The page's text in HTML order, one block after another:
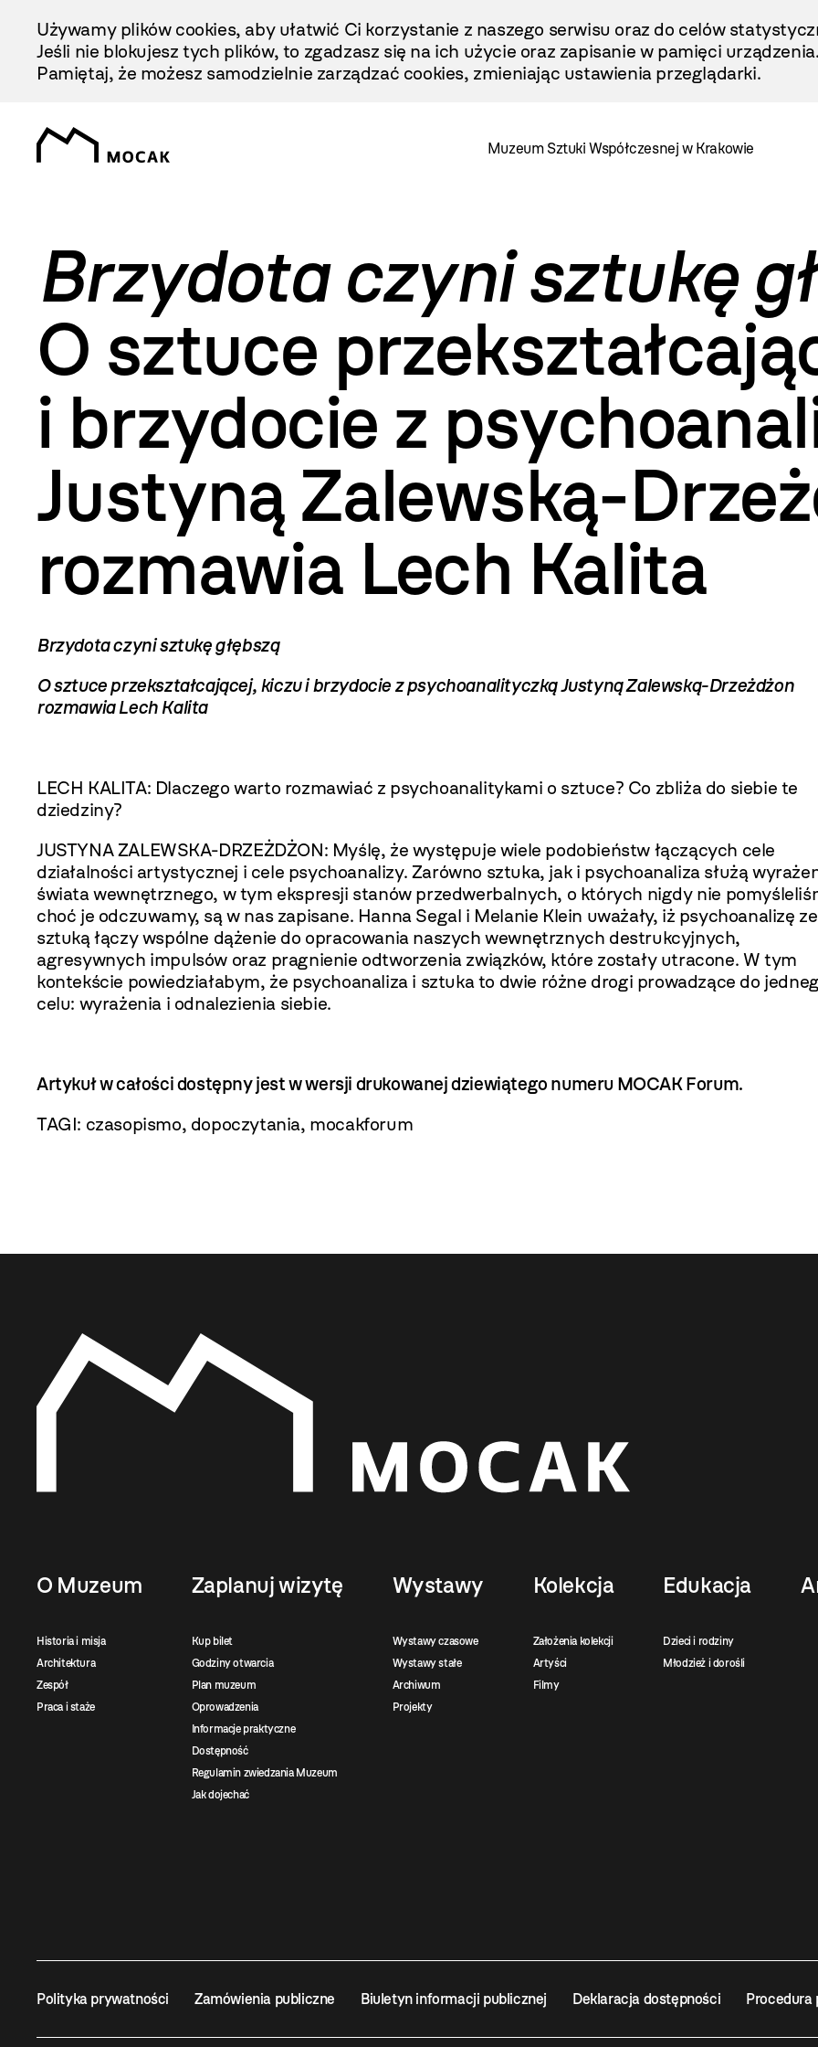
Treści
Używamy plików cookies, aby ułatwić Ci korzystanie z naszego serwisu oraz do celów
Jeśli nie blokujesz tych plików, to zgadzasz się na ich użycie oraz zapisanie w pamięci urządzenia.
Pamiętaj, że możesz samodzielnie zarządzać cookies, zmieniając ustawienia przeglądarki.
Muzeum Sztuki Współczesnej w Krakowie
Brzydota czyni sztukę
O sztuce
i brzydocie z
Justyną Zalewską-
rozmawia Lech Kalita
Brzydota czyni sztukę głębszą
O sztuce przekształcającej, kiczu i brzydocie z psychoanalityczką Justyną Zalewską-Drzeżdżon
rozmawia Lech Kalita
LECH KALITA: Dlaczego warto rozmawiać z psychoanalitykami o sztuce? Co zbliża do siebie te
dziedziny?
JUSTYNA ZALEWSKA-DRZEŻDŻON: Myślę, że występuje wiele podobieństw łączących cele
działalności artystycznej i cele psychoanalizy. Zarówno sztuka, jak i psychoanaliza służą
świata wewnętrznego, w tym ekspresji stanów przedwerbalnych, o których nigdy nie
choć je odczuwamy, są w nas zapisane. Hanna Segal i Melanie Klein uważały, iż psychoanalizę ze
sztuką łączy wspólne dążenie do opracowania naszych wewnętrznych destrukcyjnych,
agresywnych impulsów oraz pragnienie odtworzenia związków, które zostały utracone. W tym
kontekście powiedziałabym, że psychoanaliza i sztuka to dwie różne drogi prowadzące do
celu: wyrażenia i odnalezienia siebie.
Artykuł w całości dostępny jest w wersji drukowanej dziewiątego numeru MOCAK Forum.
TAGI: czasopismo, dopoczytania, mocakforum
O Muzeum
Historia i misja
Architektura
Zespół
Praca i staże
Zaplanuj wizytę
Kup bilet
Godziny otwarcia
Plan muzeum
Oprowadzenia
Informacje praktyczne
Dostępność
Regulamin zwiedzania Muzeum
Jak dojechać
Wystawy
Wystawy czasowe
Wystawy stałe
Archiwum
Projekty
Kolekcja
Założenia kolekcji
Artyści
Filmy
Edukacja
Dzieci i rodziny
Młodzież i dorośli
Polityka prywatności Zamówienia publiczne Biuletyn informacji publicznej Deklaracja dostępności Procedura